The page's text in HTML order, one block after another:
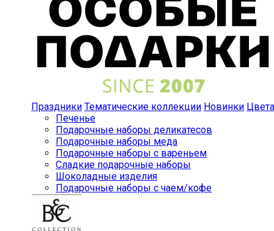
Праздники Тематические коллекции Новинки Цвета
Печенье
Подарочные наборы деликатесов
Подарочные наборы меда
Подарочные наборы с вареньем
Сладкие подарочные наборы
Шоколадные изделия
Подарочные наборы с чаем/кофе